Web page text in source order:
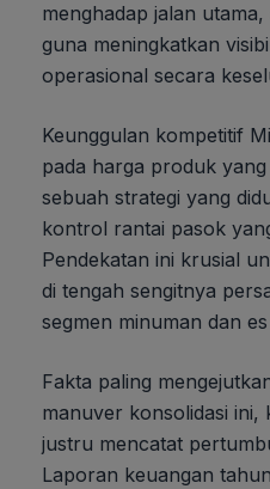
menghadap jalan
guna meningkatkan
operasional secara
Keunggulan kompetitif
pada harga produk
sebuah strategi yang
kontrol rantai pasok
Pendekatan ini krusial
di tengah sengitnya
segmen minuman dan
Fakta paling
manuver konsolidasi ini,
justru mencatat
Laporan keuangan